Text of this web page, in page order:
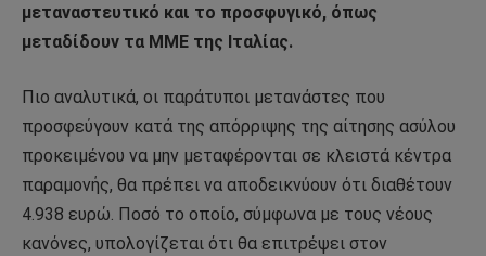
μεταναστευτικό και το προσφυγικό, όπως
μεταδίδουν τα ΜΜΕ της Ιταλίας.
Πιο αναλυτικά, οι παράτυποι μετανάστες που
προσφεύγουν κατά της απόρριψης της αίτησης ασύλου
προκειμένου να μην μεταφέρονται σε κλειστά κέντρα
παραμονής, θα πρέπει να αποδεικνύουν ότι διαθέτουν
4.938 ευρώ. Ποσό το οποίο, σύμφωνα με τους νέους
κανόνες, υπολογίζεται ότι θα επιτρέψει στον